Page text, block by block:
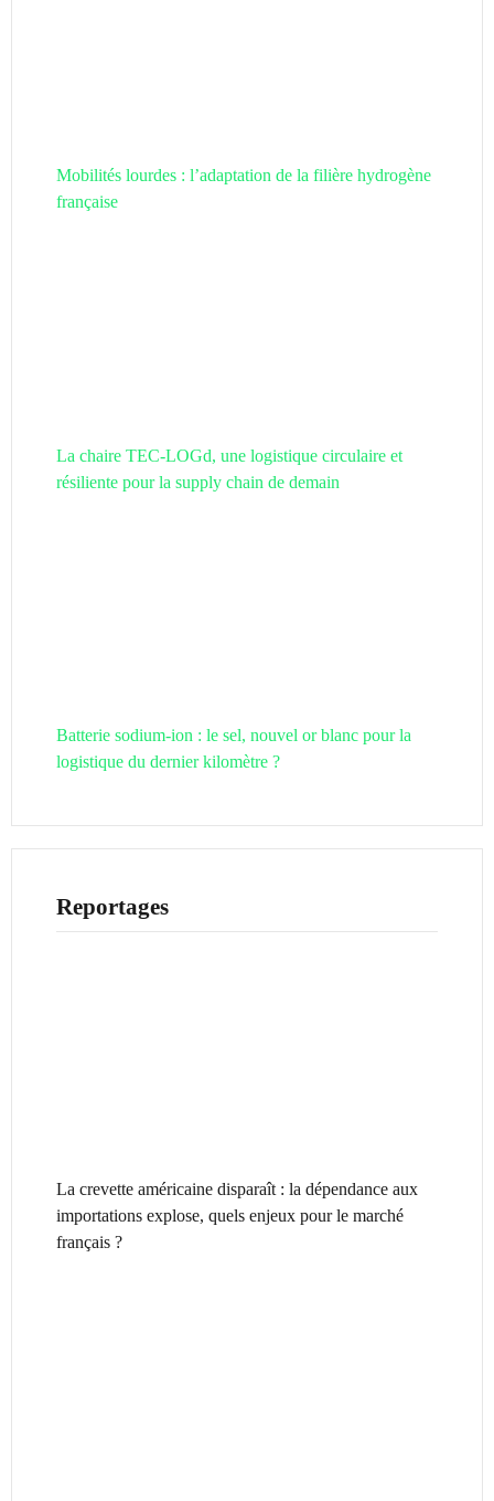
Mobilités lourdes : l’adaptation de la filière hydrogène
française
La chaire TEC-LOGd, une logistique circulaire et
résiliente pour la supply chain de demain
Batterie sodium-ion : le sel, nouvel or blanc pour la
logistique du dernier kilomètre ?
Reportages
La crevette américaine disparaît : la dépendance aux
importations explose, quels enjeux pour le marché
français ?